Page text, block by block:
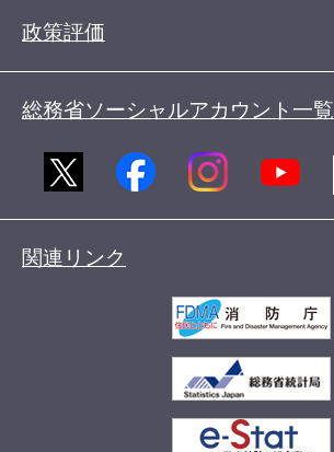
政策評価
総務省ソーシャルアカウント一覧
関連リンク